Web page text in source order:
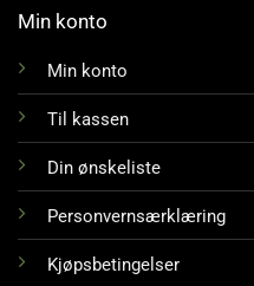
Min konto
Min konto
Til kassen
Din ønskeliste
Personvernsærklæring
Kjøpsbetingelser